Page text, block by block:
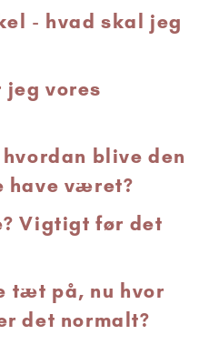
- hvad skal jeg
jeg vores
blive den
have været?
Vigtigt før det
tæt på, nu hvor
det normalt?